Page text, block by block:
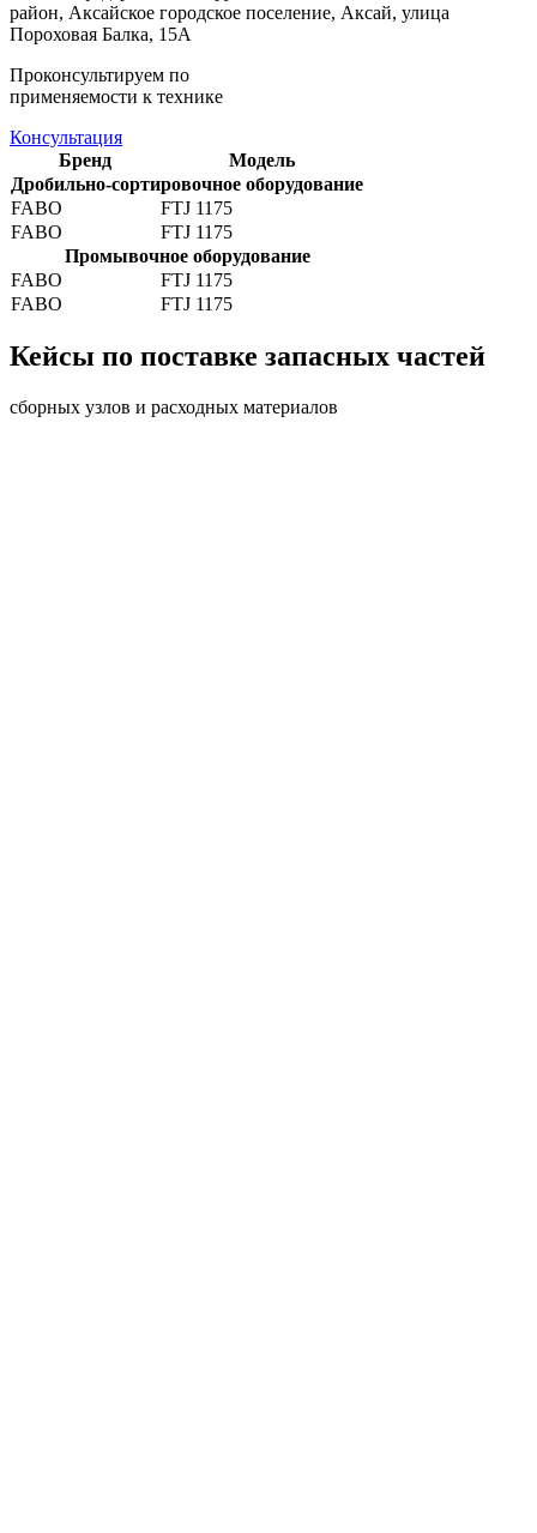
район, Аксайское городское поселение, Аксай, улица
Пороховая Балка, 15А
Проконсультируем по
применяемости к технике
Консультация
Бренд
Модель
Дробильно-сортировочное оборудование
FABO
FTJ 1175
FABO
FTJ 1175
Промывочное оборудование
FABO
FTJ 1175
FABO
FTJ 1175
Кейсы по поставке запасных частей
сборных узлов и расходных материалов